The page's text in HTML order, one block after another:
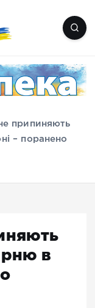
Мелітополь
припиняють
– поранено
в